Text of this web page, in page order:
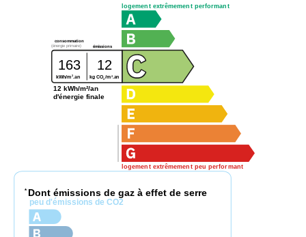
logement extrêmement performant
logement extrêmement peu performant
consommation
émissions
(énergie primaire)
163 12
kWh/m 2 .an kg CO2/m2.an
12 kWh/m²/an
d'énergie finale
* Dont émissions de gaz à effet de serre
peu d'émissions de CO2